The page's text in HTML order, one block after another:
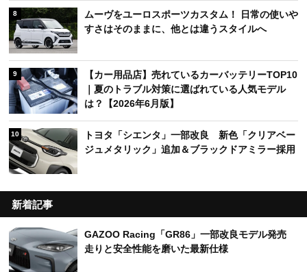
8
ムーヴをユーロスポーツカスタム！ 日常の使いや
すさはそのままに、他とは違うスタイルへ
9
【カー用品店】売れているカーバッテリーTOP10
｜夏のトラブル対策に選ばれている人気モデル
は？【2026年6月版】
10
トヨタ「シエンタ」一部改良 新色「クリアベー
ジュメタリック」追加＆ブラックドアミラー採用
新着記事
GAZOO Racing「GR86」一部改良モデル発売
走りと安全性能を磨いた最新仕様